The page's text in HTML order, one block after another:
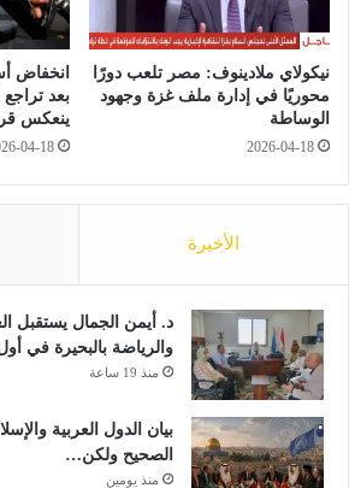
ا
م
ش
م
ا
نيكولاي ملادينوف: مصر تلعب دورًا
محوريًا في إدارة ملف غزة وجهود
الوساطة
2026-04-18
انخفاض
بعد
ينعكس
04-18
الأخيرة
د. أيمن الجمال يستقبل
والرياضة بالبحيرة في
منذ 19 ساعة
بيان الدول العربية
الصحيح ولكن…
منذ يومين